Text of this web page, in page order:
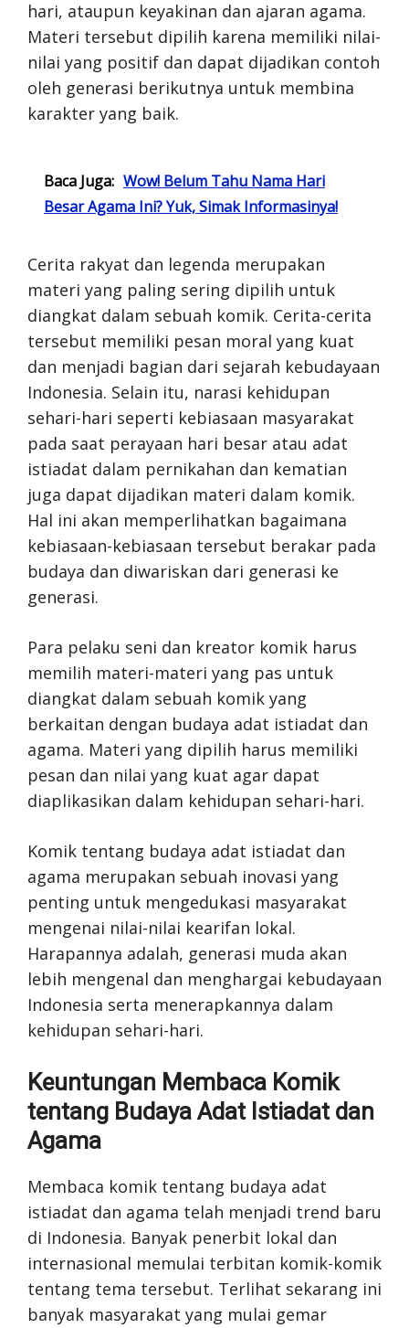
hari, ataupun keyakinan dan ajaran agama.
Materi tersebut dipilih karena memiliki nilai-
nilai yang positif dan dapat dijadikan contoh
oleh generasi berikutnya untuk membina
karakter yang baik.
Baca Juga: Wow! Belum Tahu Nama Hari
Besar Agama Ini? Yuk, Simak Informasinya!
Cerita rakyat dan legenda merupakan
materi yang paling sering dipilih untuk
diangkat dalam sebuah komik. Cerita-cerita
tersebut memiliki pesan moral yang kuat
dan menjadi bagian dari sejarah kebudayaan
Indonesia. Selain itu, narasi kehidupan
sehari-hari seperti kebiasaan masyarakat
pada saat perayaan hari besar atau adat
istiadat dalam pernikahan dan kematian
juga dapat dijadikan materi dalam komik.
Hal ini akan memperlihatkan bagaimana
kebiasaan-kebiasaan tersebut berakar pada
budaya dan diwariskan dari generasi ke
generasi.
Para pelaku seni dan kreator komik harus
memilih materi-materi yang pas untuk
diangkat dalam sebuah komik yang
berkaitan dengan budaya adat istiadat dan
agama. Materi yang dipilih harus memiliki
pesan dan nilai yang kuat agar dapat
diaplikasikan dalam kehidupan sehari-hari.
Komik tentang budaya adat istiadat dan
agama merupakan sebuah inovasi yang
penting untuk mengedukasi masyarakat
mengenai nilai-nilai kearifan lokal.
Harapannya adalah, generasi muda akan
lebih mengenal dan menghargai kebudayaan
Indonesia serta menerapkannya dalam
kehidupan sehari-hari.
Keuntungan Membaca Komik
tentang Budaya Adat Istiadat dan
Agama
Membaca komik tentang budaya adat
istiadat dan agama telah menjadi trend baru
di Indonesia. Banyak penerbit lokal dan
internasional memulai terbitan komik-komik
tentang tema tersebut. Terlihat sekarang ini
banyak masyarakat yang mulai gemar